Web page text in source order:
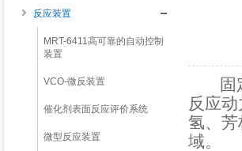
反应装置
MRT-6411高可靠的自动控制
装置
VCO-微反装置
催化剂表面反应评价系统
微型反应装置
反应
氢、芳
域。